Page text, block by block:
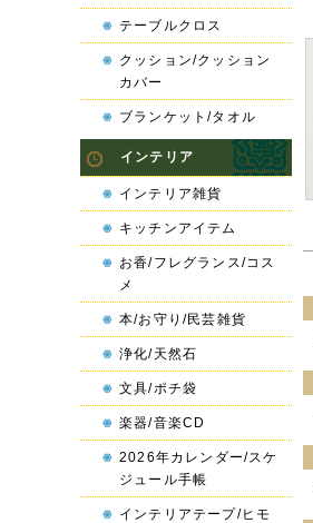
テーブルクロス
クッション/クッション
カバー
ブランケット/タオル
インテリア
インテリア雑貨
キッチンアイテム
お香/フレグランス/コス
メ
本/お守り/民芸雑貨
浄化/天然石
文具/ポチ袋
楽器/音楽CD
2026年カレンダー/スケ
ジュール手帳
インテリアテープ/ヒモ